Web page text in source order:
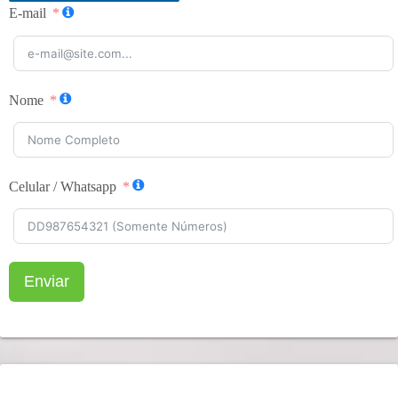
E-mail
Nome
Celular / Whatsapp
Enviar